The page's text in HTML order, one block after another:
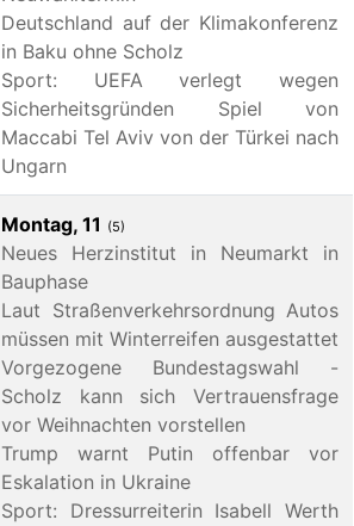
Deutschland auf der Klimakonferenz
in Baku ohne Scholz
Sport: UEFA verlegt wegen
Sicherheitsgründen Spiel von
Maccabi Tel Aviv von der Türkei nach
Ungarn
Montag, 11 (5)
Neues Herzinstitut in Neumarkt in
Bauphase
Laut Straßenverkehrsordnung Autos
müssen mit Winterreifen ausgestattet
Vorgezogene Bundestagswahl -
Scholz kann sich Vertrauensfrage
vor Weihnachten vorstellen
Trump warnt Putin offenbar vor
Eskalation in Ukraine
Sport: Dressurreiterin Isabell Werth